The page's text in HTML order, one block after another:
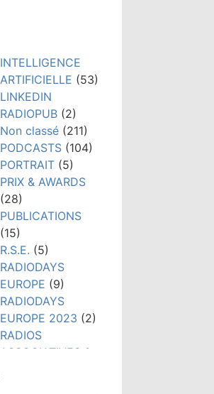
INTELLIGENCE
ARTIFICIELLE (53)
LINKEDIN
RADIOPUB(2)
Non classé(211)
PODCASTS(104)
PORTRAIT(5)
PRIX & AWARDS
(28)
PUBLICATIONS
(15)
R.S.E. (5)
RADIODAYS
EUROPE (9)
RADIODAYS
EUROPE 2023 (2)
RADIOS
ASSOCIATIVES &